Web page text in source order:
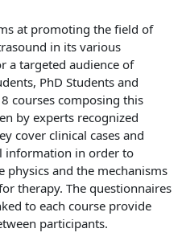
at promoting the field of
in its various
a targeted audience of
PhD Students and
courses composing this
by experts recognized
cover clinical cases and
information in order to
physics and the mechanisms
therapy. The questionnaires
to each course provide
participants.